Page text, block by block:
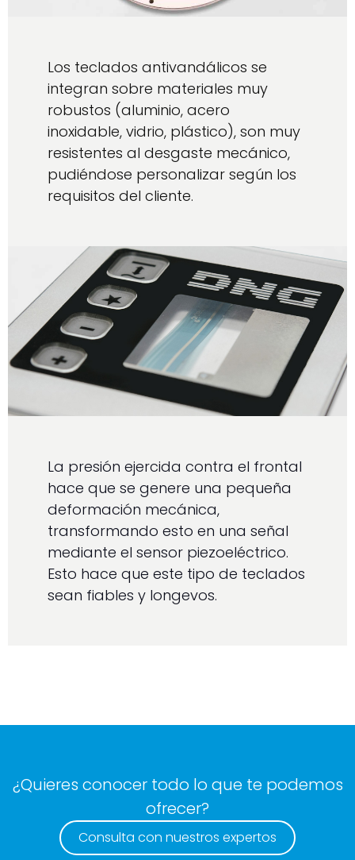
Los teclados antivandálicos se
integran sobre materiales muy
robustos (aluminio, acero
inoxidable, vidrio, plástico), son muy
resistentes al desgaste mecánico,
pudiéndose personalizar según los
requisitos del cliente.
La presión ejercida contra el frontal
hace que se genere una pequeña
deformación mecánica,
transformando esto en una señal
mediante el sensor piezoeléctrico.
Esto hace que este tipo de teclados
sean fiables y longevos.
¿Quieres conocer todo lo que te podemos
ofrecer?
Consulta con nuestros expertos